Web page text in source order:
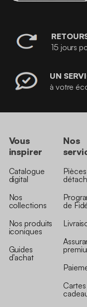
15 jours
UN
à votre
Vous
inspirer
Catalogue
digital
Nos
collections
Nos produits
iconiques
Guides
d’achat
Nos
Pièces
de
Cartes